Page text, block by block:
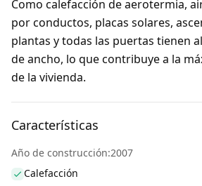
Como calefacción de aerotermia,
por conductos, placas solares,
plantas y todas las puertas tienen
de ancho, lo que contribuye a la
de la vivienda.
Características
Año de construcción:2007
Calefacción